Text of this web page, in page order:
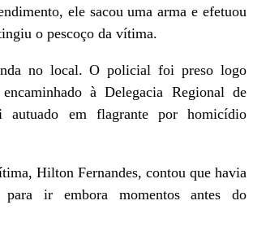
ele sacou uma arma e efetuou
o pescoço da vítima.
no local. O policial foi preso logo
à Delegacia Regional de
autuado em flagrante por homicídio
Hilton Fernandes, contou que havia
para ir embora momentos antes do